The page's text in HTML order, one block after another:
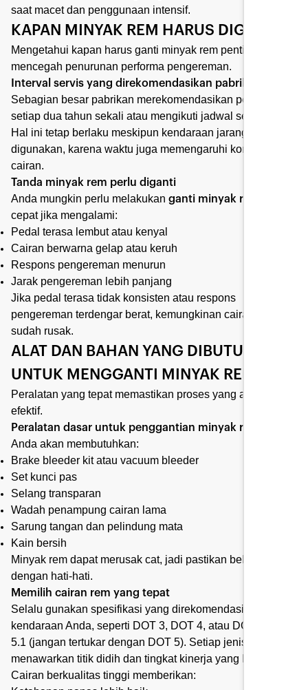
saat macet dan penggunaan intensif.
KAPAN MINYAK REM HARUS DIGANTI?
Mengetahui kapan harus ganti minyak rem penting untuk
mencegah penurunan performa pengereman.
Interval servis yang direkomendasikan pabrikan
Sebagian besar pabrikan merekomendasikan penggantian
setiap dua tahun sekali atau mengikuti jadwal servis.
Hal ini tetap berlaku meskipun kendaraan jarang
digunakan, karena waktu juga memengaruhi kondisi
cairan.
Tanda minyak rem perlu diganti
Anda mungkin perlu melakukan ganti minyak rem
cepat jika mengalami:
Pedal terasa lembut atau kenyal
Cairan berwarna gelap atau keruh
Respons pengereman menurun
Jarak pengereman lebih panjang
Jika pedal terasa tidak konsisten atau respons
pengereman terdengar berat, kemungkinan cairan rem
sudah rusak.
ALAT DAN BAHAN YANG DIBUTUHKAN
UNTUK MENGGANTI MINYAK REM
Peralatan yang tepat memastikan proses yang aman dan
efektif.
Peralatan dasar untuk penggantian minyak rem
Anda akan membutuhkan:
Brake bleeder kit atau vacuum bleeder
Set kunci pas
Selang transparan
Wadah penampung cairan lama
Sarung tangan dan pelindung mata
Kain bersih
Minyak rem dapat merusak cat, jadi pastikan bekerja
dengan hati-hati.
Memilih cairan rem yang tepat
Selalu gunakan spesifikasi yang direkomendasikan untuk
kendaraan Anda, seperti DOT 3, DOT 4, atau DOT
5.1 (jangan tertukar dengan DOT 5). Setiap jenis
menawarkan titik didih dan tingkat kinerja yang berbeda.
Cairan berkualitas tinggi memberikan: